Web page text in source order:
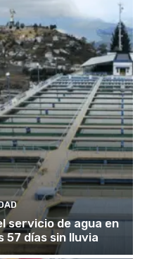
servicio de agua en
días sin lluvia